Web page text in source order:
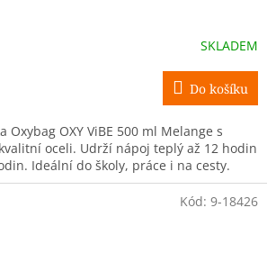
SKLADEM
Do košíku
Oxybag OXY ViBE 500 ml Melange s
oceli. Udrží nápoj teplý až 12 hodin
Ideální do školy, práce i na cesty.
Kód: 9-18426